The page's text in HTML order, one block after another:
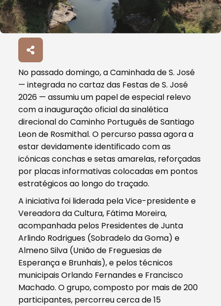
No passado domingo, a Caminhada de S. José
— integrada no cartaz das Festas de S. José
2026 — assumiu um papel de especial relevo
com a inauguração oficial da sinalética
direcional do Caminho Português de Santiago
Leon de Rosmithal. O percurso passa agora a
estar devidamente identificado com as
icónicas conchas e setas amarelas, reforçadas
por placas informativas colocadas em pontos
estratégicos ao longo do traçado.
A iniciativa foi liderada pela Vice-presidente e
Vereadora da Cultura, Fátima Moreira,
acompanhada pelos Presidentes de Junta
Arlindo Rodrigues (Sobradelo da Goma) e
Almeno Silva (União de Freguesias de
Esperança e Brunhais), e pelos técnicos
municipais Orlando Fernandes e Francisco
Machado. O grupo, composto por mais de 200
participantes, percorreu cerca de 15